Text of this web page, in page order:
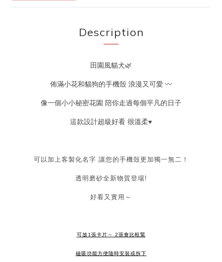
Description
田園風貓犬🌿
佈滿小花和貓狗的手機殼 浪漫又可愛 〰️
像一個小小秘密花園 陪你走過每個平凡的日子
這款設計超級好看 很溫柔♥
可以加上客製化名字 讓您的手機殼更加獨一無二！
透明磨砂全新物質登場!
好看又實用～
可放1張卡片～ 2張會比較緊
磁吸功能方便隨時安裝或拆下